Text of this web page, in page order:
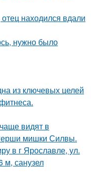
находился вдали
нужно было
из ключевых целей
видят в
мишки Силвы.
в г Ярославле, ул.
м, санузел